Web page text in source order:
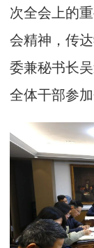
次全会上的
会精神，传
委兼秘书长
全体干部参加